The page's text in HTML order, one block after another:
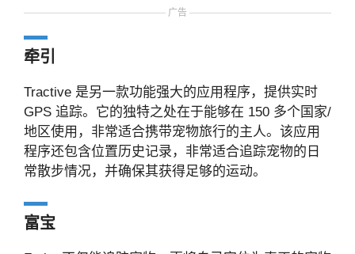
广告
牵引
Tractive 是另一款功能强大的应用程序，提供实时
GPS 追踪。它的独特之处在于能够在 150 多个国家/
地区使用，非常适合携带宠物旅行的主人。该应用
程序还包含位置历史记录，非常适合追踪宠物的日
常散步情况，并确保其获得足够的运动。
富宝